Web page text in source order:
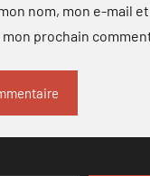
nom, mon e-mail
prochain